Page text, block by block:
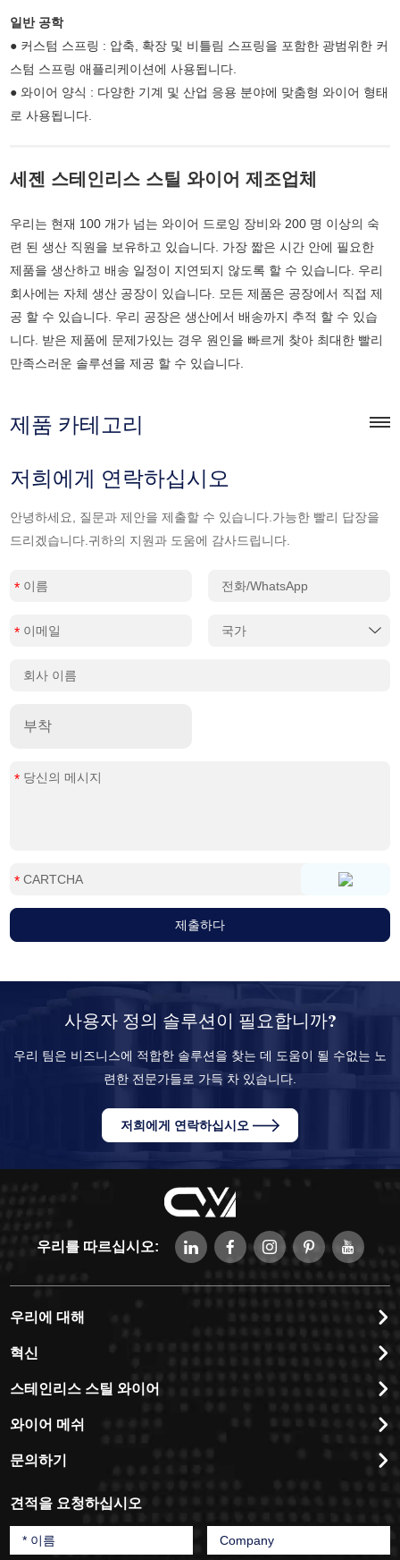
일반 공학
● 커스텀 스프링 : 압축, 확장 및 비틀림 스프링을 포함한 광범위한 커
스텀 스프링 애플리케이션에 사용됩니다.
● 와이어 양식 : 다양한 기계 및 산업 응용 분야에 맞춤형 와이어 형태
로 사용됩니다.
세젠 스테인리스 스틸 와이어 제조업체
우리는 현재 100 개가 넘는 와이어 드로잉 장비와 200 명 이상의 숙
련 된 생산 직원을 보유하고 있습니다. 가장 짧은 시간 안에 필요한
제품을 생산하고 배송 일정이 지연되지 않도록 할 수 있습니다. 우리
회사에는 자체 생산 공장이 있습니다. 모든 제품은 공장에서 직접 제
공 할 수 있습니다. 우리 공장은 생산에서 배송까지 추적 할 수 있습
니다. 받은 제품에 문제가있는 경우 원인을 빠르게 찾아 최대한 빨리
만족스러운 솔루션을 제공 할 수 있습니다.
제품 카테고리
저희에게 연락하십시오
안녕하세요, 질문과 제안을 제출할 수 있습니다.가능한 빨리 답장을
드리겠습니다.귀하의 지원과 도움에 감사드립니다.
부착
사용자 정의 솔루션이 필요합니까?
우리 팀은 비즈니스에 적합한 솔루션을 찾는 데 도움이 될 수없는 노
련한 전문가들로 가득 차 있습니다.
저희에게 연락하십시오
우리를 따르십시오:
우리에 대해
혁신
스테인리스 스틸 와이어
와이어 메쉬
문의하기
견적을 요청하십시오